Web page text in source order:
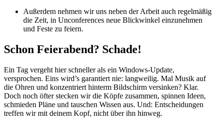
Außerdem nehmen wir uns neben der Arbeit auch regelmäßig
die Zeit, in Unconferences neue Blickwinkel einzunehmen
und Feste zu feiern.
Schon Feierabend? Schade!
Ein Tag vergeht hier schneller als ein Windows-Update,
versprochen. Eins wird’s garantiert nie: langweilig. Mal Musik auf
die Ohren und konzentriert hinterm Bildschirm versinken? Klar.
Doch noch öfter stecken wir die Köpfe zusammen, spinnen Ideen,
schmieden Pläne und tauschen Wissen aus. Und: Entscheidungen
treffen wir mit deinem Kopf, nicht über ihn hinweg.